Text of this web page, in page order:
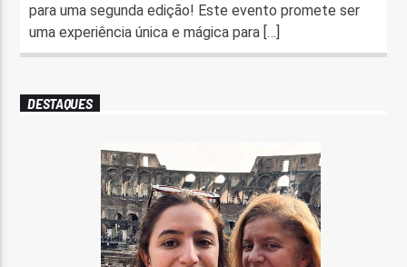
para uma segunda edição! Este evento promete ser
uma experiência única e mágica para […]
DESTAQUES